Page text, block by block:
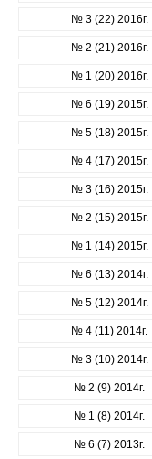
№ 3 (22) 2016г.
№ 2 (21) 2016г.
№ 1 (20) 2016г.
№ 6 (19) 2015г.
№ 5 (18) 2015г.
№ 4 (17) 2015г.
№ 3 (16) 2015г.
№ 2 (15) 2015г.
№ 1 (14) 2015г.
№ 6 (13) 2014г.
№ 5 (12) 2014г.
№ 4 (11) 2014г.
№ 3 (10) 2014г.
№ 2 (9) 2014г.
№ 1 (8) 2014г.
№ 6 (7) 2013г.